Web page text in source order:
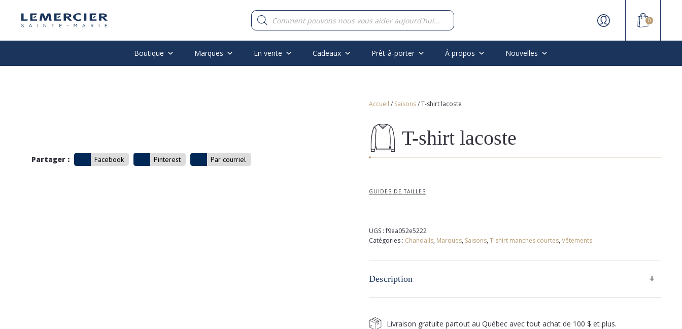
Recherche
de
produits
0
Boutique Marques En vente Cadeaux Prêt-à-porter À propos Nouvelles
Partager : Facebook Pinterest Par courriel
Accueil / Saisons/ T-shirt lacoste
T-shirt lacoste
GUIDES DE TAILLES
UGS :f9ea052e5222
Catégories : Chandails, Marques, Saisons, T-shirt manches courtes, Vêtements
Description +
Livraison gratuite partout au Québec avec tout achat de 100 $ et plus.